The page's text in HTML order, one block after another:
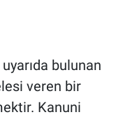
bulunan
veren bir
Kanuni